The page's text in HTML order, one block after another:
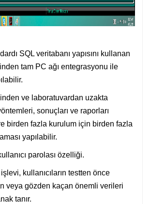
SQL veritabanı yapısını kullanan
tam PC ağı entegrasyonu ile
ve laboratuvardan uzakta
sonuçları ve raporları
birden fazla kurulum için birden fazla
yapılabilir.
parolası özelliği.
kullanıcıların testten önce
veya gözden kaçan önemli verileri
tanır.